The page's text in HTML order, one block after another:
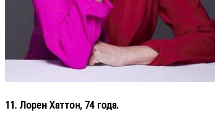
11. Лорен Хаттон, 74 года.